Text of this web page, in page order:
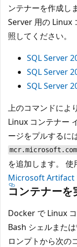
ンテナーを作成し
Server 用の Linux
照してください。
SQL Server
SQL Server
SQL Server
上のコマンドによ
Linux コンテナー
ージをプルするに
を追加します。 使
Microsoft Artifact
コンテナーを
Docker で Linux
Bash シェルまた
ロンプトから次の